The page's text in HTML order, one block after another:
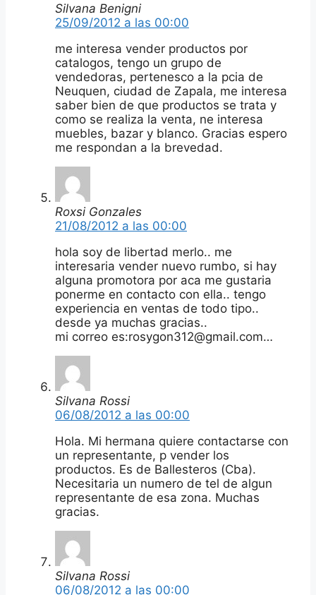
Silvana Benigni
25/09/2012 a las 00:00
me interesa vender productos por
catalogos, tengo un grupo de
vendedoras, pertenesco a la pcia de
Neuquen, ciudad de Zapala, me interesa
saber bien de que productos se trata y
como se realiza la venta, ne interesa
muebles, bazar y blanco. Gracias espero
me respondan a la brevedad.
Roxsi Gonzales
21/08/2012 a las 00:00
hola soy de libertad merlo.. me
interesaria vender nuevo rumbo, si hay
alguna promotora por aca me gustaria
ponerme en contacto con ella.. tengo
experiencia en ventas de todo tipo..
desde ya muchas gracias..
mi correo es:rosygon312@gmail.com…
Silvana Rossi
06/08/2012 a las 00:00
Hola. Mi hermana quiere contactarse con
un representante, p vender los
productos. Es de Ballesteros (Cba).
Necesitaria un numero de tel de algun
representante de esa zona. Muchas
gracias.
Silvana Rossi
06/08/2012 a las 00:00